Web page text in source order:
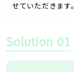
せていただきます。
Solution 01